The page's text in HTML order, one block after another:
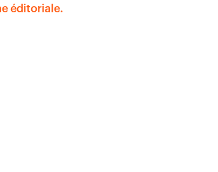
éditoriale.